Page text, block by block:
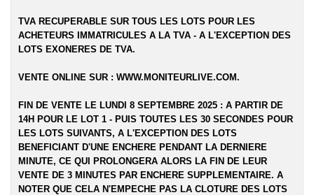
TVA RECUPERABLE SUR TOUS LES LOTS POUR LES
ACHETEURS IMMATRICULES A LA TVA - A L'EXCEPTION DES
LOTS EXONERES DE TVA.
VENTE ONLINE SUR : WWW.MONITEURLIVE.COM.
FIN DE VENTE LE LUNDI 8 SEPTEMBRE 2025 : A PARTIR DE
14H POUR LE LOT 1 - PUIS TOUTES LES 30 SECONDES POUR
LES LOTS SUIVANTS, A L'EXCEPTION DES LOTS
BENEFICIANT D'UNE ENCHERE PENDANT LA DERNIERE
MINUTE, CE QUI PROLONGERA ALORS LA FIN DE LEUR
VENTE DE 3 MINUTES PAR ENCHERE SUPPLEMENTAIRE. A
NOTER QUE CELA N'EMPECHE PAS LA CLOTURE DES LOTS